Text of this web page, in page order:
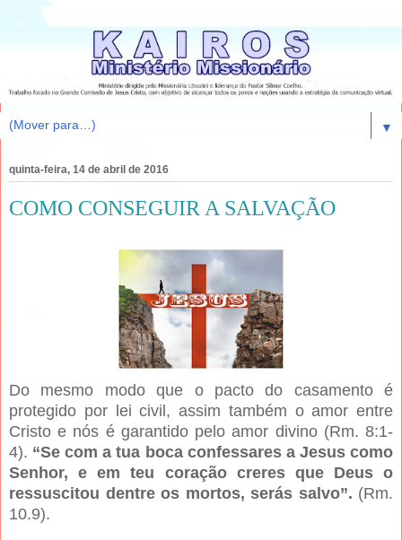
▼
quinta-feira, 14 de abril de 2016
COMO CONSEGUIR A SALVAÇÃO
Do mesmo modo que o pacto do casamento é
protegido por lei civil, assim também o amor entre
Cristo e nós é garantido pelo amor divino (Rm. 8:1-
4). “Se com a tua boca confessares a Jesus como
Senhor, e em teu coração creres que Deus o
ressuscitou dentre os mortos, serás salvo”. (Rm.
10.9).